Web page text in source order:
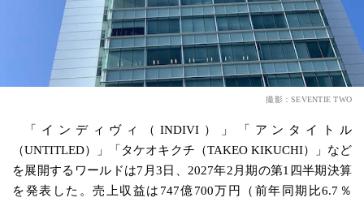
撮影：SEVENTIE TWO
「インディヴィ（INDIVI）」「アンタイトル
（UNTITLED）」「タケオキクチ（TAKEO KIKUCHI）」など
を展開するワールドは7月3日、2027年2月期の第1四半期決算
を発表した。売上収益は747億700万円（前年同期比6.7％